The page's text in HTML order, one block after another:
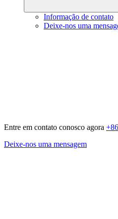
Informação de contato
Deixe-nos uma
Entre em contato conosco agora
Deixe-nos uma mensagem